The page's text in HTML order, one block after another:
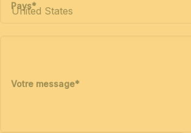
Pays*
Votre message*